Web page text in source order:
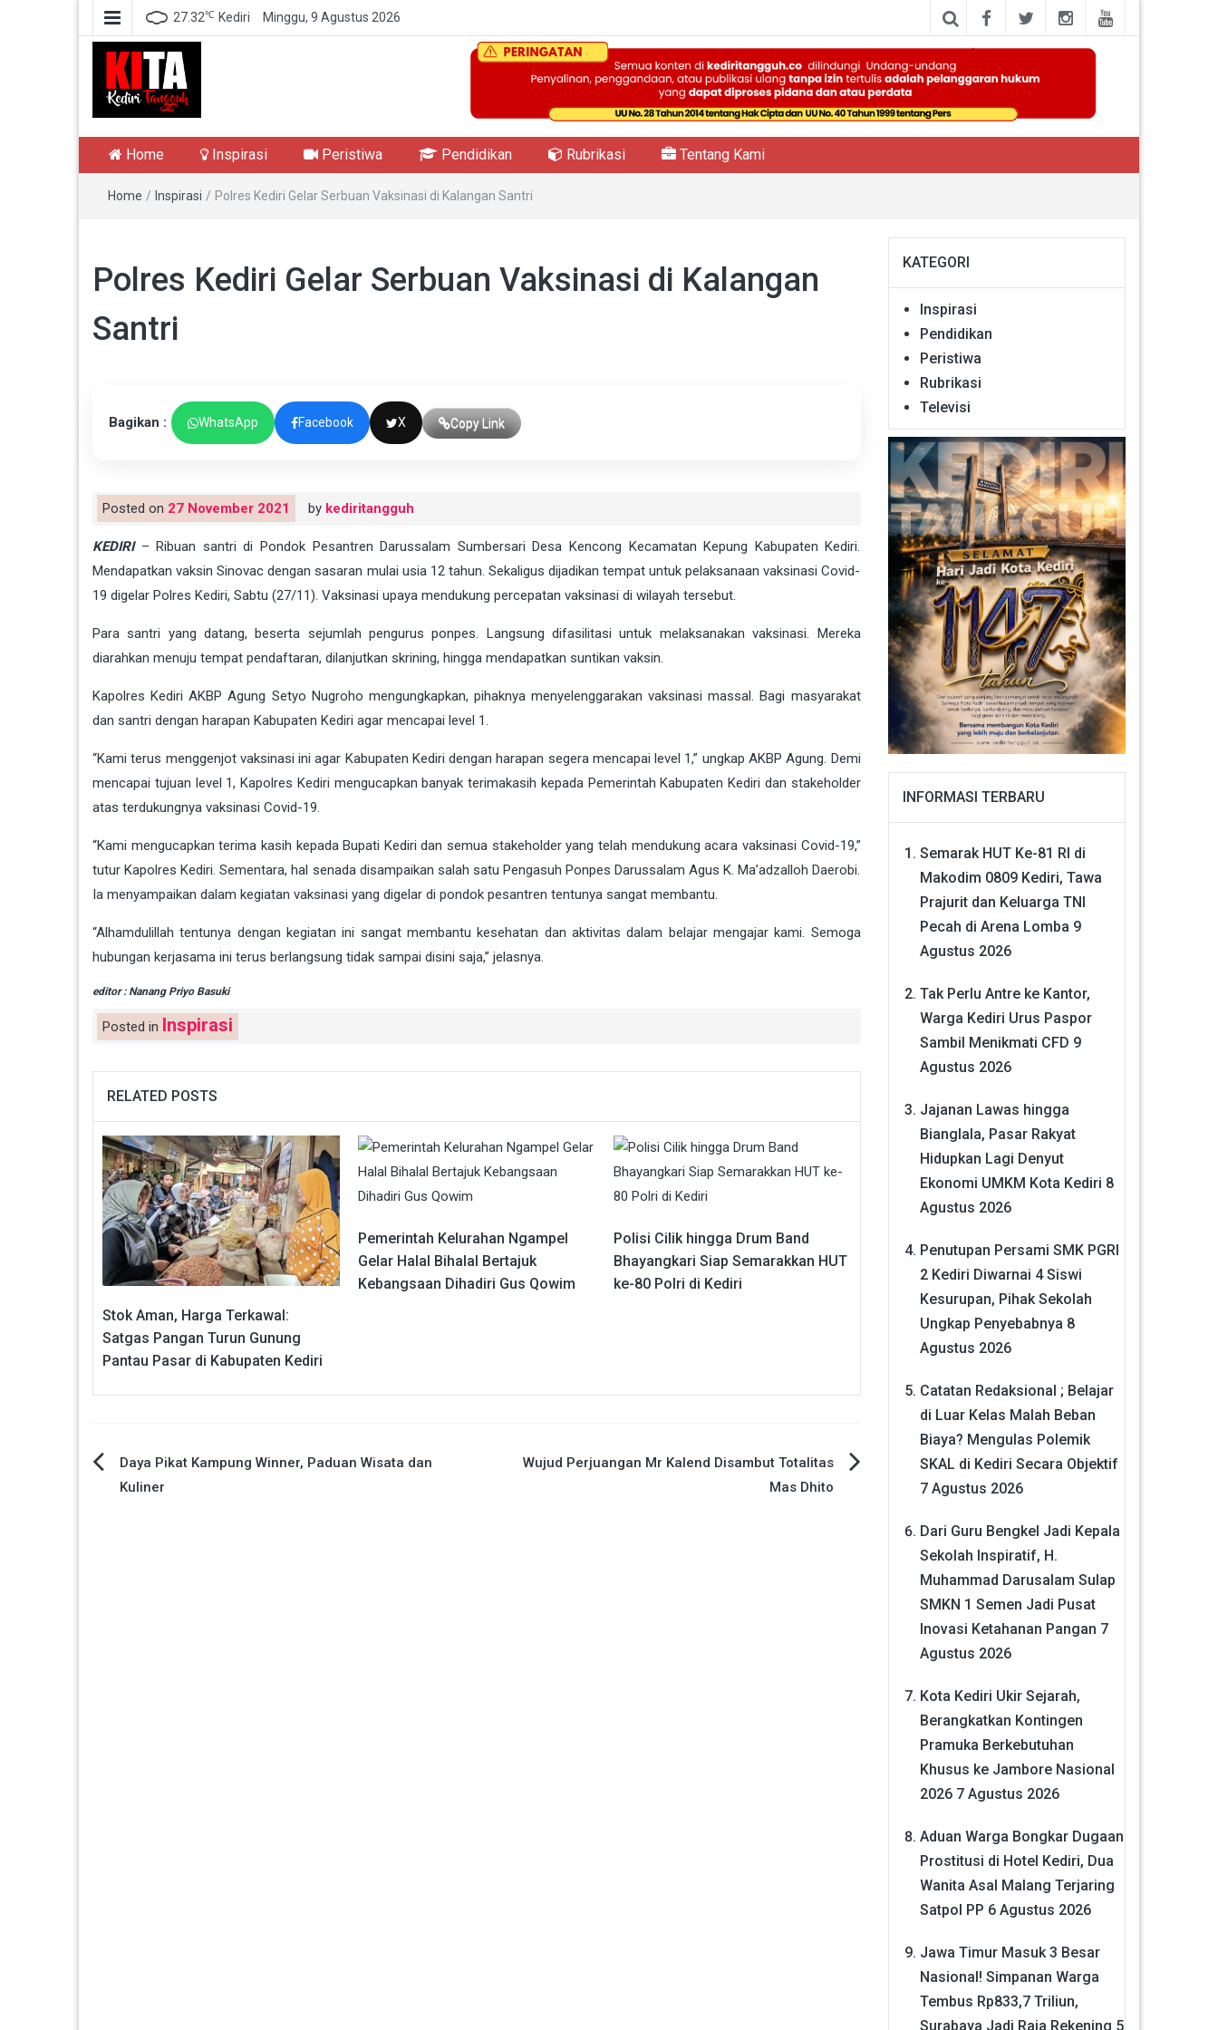
27.32℃ Kediri Minggu, 9 Agustus 2026
Kediri Tangguh
Home Inspirasi Peristiwa Pendidikan Rubrikasi Tentang Kami
Home / Inspirasi / Polres Kediri Gelar Serbuan Vaksinasi di Kalangan Santri
Polres Kediri Gelar Serbuan Vaksinasi di Kalangan
Santri
Bagikan : WhatsApp Facebook X Copy Link
Posted on 27 November 2021 by kediritangguh
KEDIRI– Ribuan santri di Pondok Pesantren Darussalam Sumbersari Desa Kencong Kecamatan Kepung Kabupaten Kediri.
Mendapatkan vaksin Sinovac dengan sasaran mulai usia 12 tahun. Sekaligus dijadikan tempat untuk pelaksanaan vaksinasi Covid-
19 digelar Polres Kediri, Sabtu (27/11). Vaksinasi upaya mendukung percepatan vaksinasi di wilayah tersebut.
Para santri yang datang, beserta sejumlah pengurus ponpes. Langsung difasilitasi untuk melaksanakan vaksinasi. Mereka
diarahkan menuju tempat pendaftaran, dilanjutkan skrining, hingga mendapatkan suntikan vaksin.
Kapolres Kediri AKBP Agung Setyo Nugroho mengungkapkan, pihaknya menyelenggarakan vaksinasi massal. Bagi masyarakat
dan santri dengan harapan Kabupaten Kediri agar mencapai level 1.
“Kami terus menggenjot vaksinasi ini agar Kabupaten Kediri dengan harapan segera mencapai level 1,” ungkap AKBP Agung. Demi
mencapai tujuan level 1, Kapolres Kediri mengucapkan banyak terimakasih kepada Pemerintah Kabupaten Kediri dan stakeholder
atas terdukungnya vaksinasi Covid-19.
“Kami mengucapkan terima kasih kepada Bupati Kediri dan semua stakeholder yang telah mendukung acara vaksinasi Covid-19,”
tutur Kapolres Kediri. Sementara, hal senada disampaikan salah satu Pengasuh Ponpes Darussalam Agus K. Ma’adzalloh Daerobi.
Ia menyampaikan dalam kegiatan vaksinasi yang digelar di pondok pesantren tentunya sangat membantu.
“Alhamdulillah tentunya dengan kegiatan ini sangat membantu kesehatan dan aktivitas dalam belajar mengajar kami. Semoga
hubungan kerjasama ini terus berlangsung tidak sampai disini saja,” jelasnya.
editor : Nanang Priyo Basuki
Posted in Inspirasi
RELATED POSTS
Stok Aman, Harga Terkawal:
Satgas Pangan Turun Gunung
Pantau Pasar di Kabupaten Kediri
Pemerintah Kelurahan Ngampel
Gelar Halal Bihalal Bertajuk
Kebangsaan Dihadiri Gus Qowim
Polisi Cilik hingga Drum Band
Bhayangkari Siap Semarakkan HUT
ke-80 Polri di Kediri
Navigasi
Daya Pikat Kampung Winner, Paduan Wisata dan
Kuliner
Wujud Perjuangan Mr Kalend Disambut Totalitas
Mas Dhito
KATEGORI
Inspirasi
Pendidikan
Peristiwa
Rubrikasi
Televisi
INFORMASI TERBARU
Semarak HUT Ke-81 RI di
Makodim 0809 Kediri, Tawa
Prajurit dan Keluarga TNI
Pecah di Arena Lomba 9
Agustus 2026
Tak Perlu Antre ke Kantor,
Warga Kediri Urus Paspor
Sambil Menikmati CFD 9
Agustus 2026
Jajanan Lawas hingga
Bianglala, Pasar Rakyat
Hidupkan Lagi Denyut
Ekonomi UMKM Kota Kediri 8
Agustus 2026
Penutupan Persami SMK PGRI
2 Kediri Diwarnai 4 Siswi
Kesurupan, Pihak Sekolah
Ungkap Penyebabnya 8
Agustus 2026
Catatan Redaksional ; Belajar
di Luar Kelas Malah Beban
Biaya? Mengulas Polemik
SKAL di Kediri Secara Objektif
7 Agustus 2026
Dari Guru Bengkel Jadi Kepala
Sekolah Inspiratif, H.
Muhammad Darusalam Sulap
SMKN 1 Semen Jadi Pusat
Inovasi Ketahanan Pangan 7
Agustus 2026
Kota Kediri Ukir Sejarah,
Berangkatkan Kontingen
Pramuka Berkebutuhan
Khusus ke Jambore Nasional
2026 7 Agustus 2026
Aduan Warga Bongkar Dugaan
Prostitusi di Hotel Kediri, Dua
Wanita Asal Malang Terjaring
Satpol PP 6 Agustus 2026
Jawa Timur Masuk 3 Besar
Nasional! Simpanan Warga
Tembus Rp833,7 Triliun,
Surabaya Jadi Raja Rekening 5